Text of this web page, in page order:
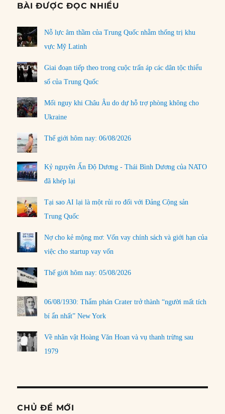
BÀI ĐƯỢC ĐỌC NHIỀU
Nỗ lực âm thầm của Trung Quốc nhằm thống trị khu
vực Mỹ Latinh
Giai đoạn tiếp theo trong cuộc trấn áp các dân tộc thiểu
số của Trung Quốc
Mối nguy khi Châu Âu do dự hỗ trợ phòng không cho
Ukraine
Thế giới hôm nay: 06/08/2026
Kỷ nguyên Ấn Độ Dương - Thái Bình Dương của NATO
đã khép lại
Tại sao AI lại là một rủi ro đối với Đảng Cộng sản
Trung Quốc
Nợ cho kẻ mộng mơ: Vốn vay chính sách và giới hạn của
việc cho startup vay vốn
Thế giới hôm nay: 05/08/2026
06/08/1930: Thẩm phán Crater trở thành “người mất tích
bí ẩn nhất” New York
Về nhân vật Hoàng Văn Hoan và vụ thanh trừng sau
1979
CHỦ ĐỀ MỚI